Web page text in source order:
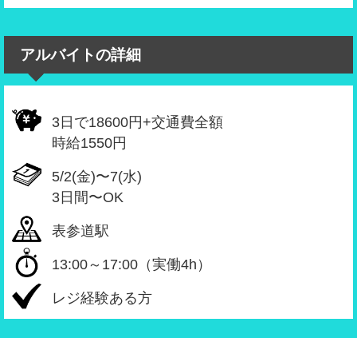
アルバイトの詳細
3日で18600円+交通費全額
時給1550円
5/2(金)〜7(水)
3日間〜OK
表参道駅
13:00～17:00（実働4h）
レジ経験ある方